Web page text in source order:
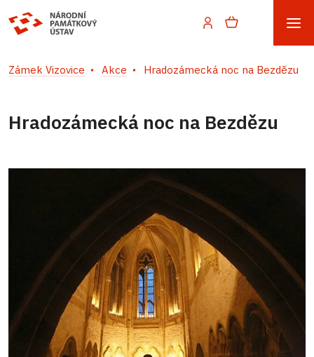
Zámek Vizovice Akce Hradozámecká noc na Bezdězu
Hradozámecká noc na Bezdězu